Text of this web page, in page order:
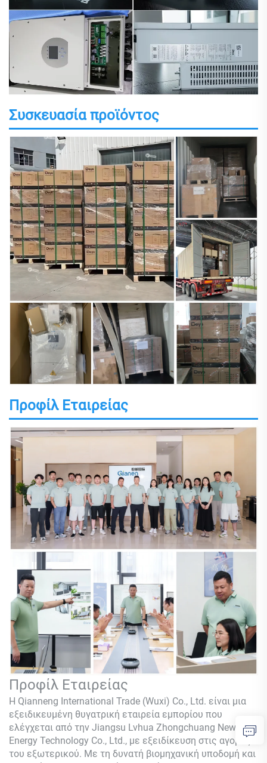
Συσκευασία προϊόντος
Προφίλ Εταιρείας
Προφίλ Εταιρείας
Η Qianneng International Trade (Wuxi) Co., Ltd. είναι μια
εξειδικευμένη θυγατρική εταιρεία εμπορίου που
ελέγχεται από την Jiangsu Lvhua Zhongchuang New
Energy Technology Co., Ltd., με εξειδίκευση στις αγορές
του εξωτερικού. Με τη δυνατή βιομηχανική υποδομή και